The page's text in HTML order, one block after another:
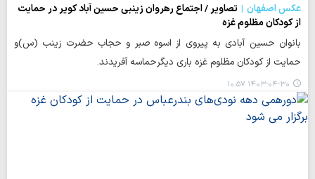
عکس اصفهان
تصاویر / اجتماع رهروان زینبی حسین آباد کویر در حمایت
از کودکان مظلوم غزه
بانوان حسین آبادی به پیروی از اسوه صبر و حجاب حضرت زینب (س)و
حمایت از کودکان مظلوم غزه باری دیگرحماسه آفریدند.
۱۴۰۳-۰۴-۳۰ ۱۰:۵۷